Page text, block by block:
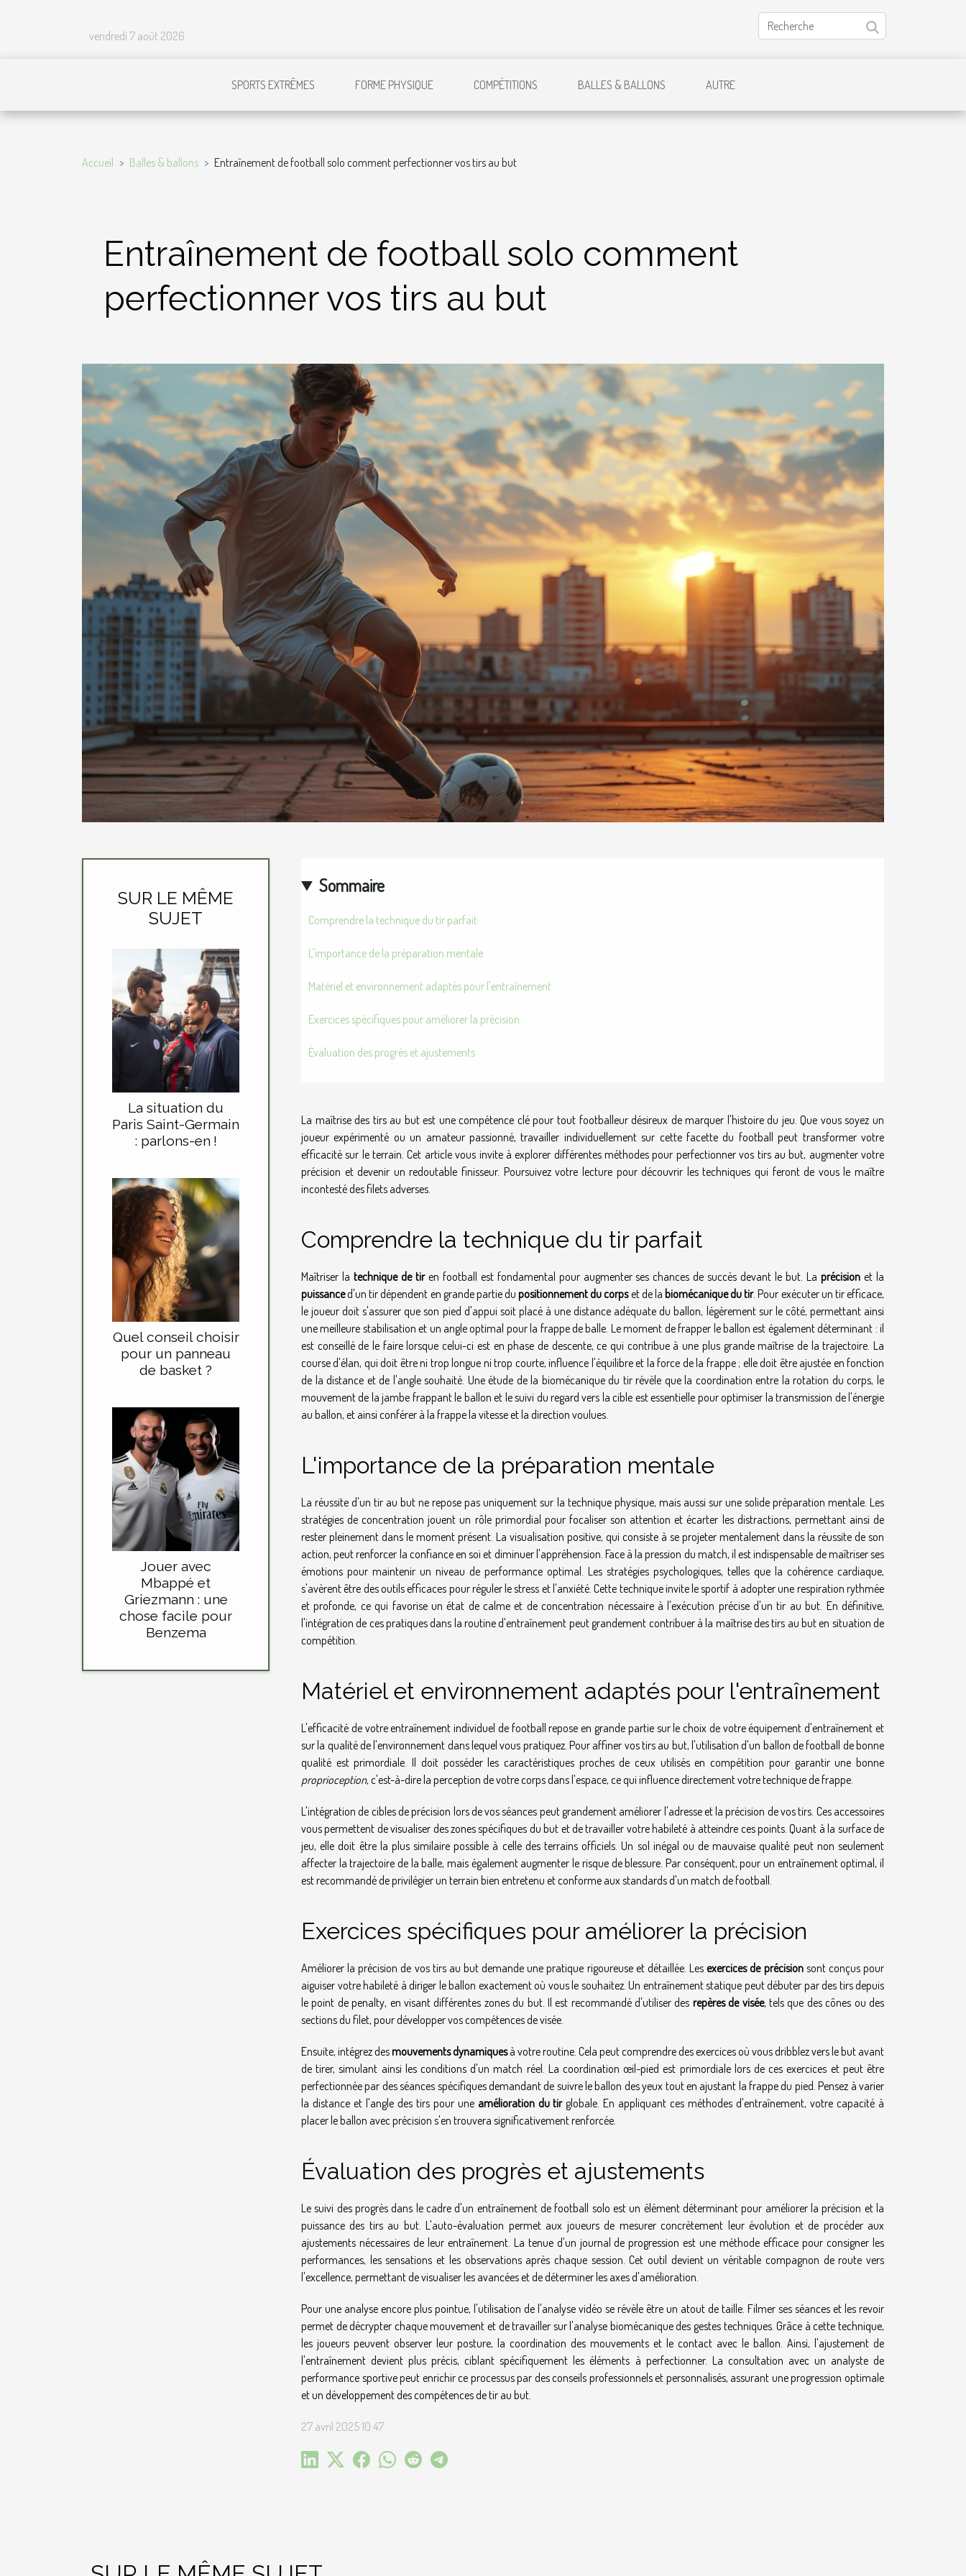
vendredi 7 août 2026
SPORTS EXTRÊMES FORME PHYSIQUE COMPÉTITIONS BALLES & BALLONS AUTRE
Accueil Balles & ballons Entraînement de football solo comment perfectionner vos tirs au but
Entraînement de football solo comment
perfectionner vos tirs au but
SUR LE MÊME
SUJET
La situation du
Paris Saint-Germain
: parlons-en !
Quel conseil choisir
pour un panneau
de basket ?
Jouer avec
Mbappé et
Griezmann : une
chose facile pour
Benzema
Sommaire
Comprendre la technique du tir parfait
L'importance de la préparation mentale
Matériel et environnement adaptés pour l'entraînement
Exercices spécifiques pour améliorer la précision
Évaluation des progrès et ajustements
La maîtrise des tirs au but est une compétence clé pour tout footballeur désireux de marquer l'histoire du jeu. Que vous soyez un
joueur expérimenté ou un amateur passionné, travailler individuellement sur cette facette du football peut transformer votre
efficacité sur le terrain. Cet article vous invite à explorer différentes méthodes pour perfectionner vos tirs au but, augmenter votre
précision et devenir un redoutable finisseur. Poursuivez votre lecture pour découvrir les techniques qui feront de vous le maître
incontesté des filets adverses.
Comprendre la technique du tir parfait
Maîtriser la technique de tiren football est fondamental pour augmenter ses chances de succès devant le but. Laprécision et la
puissanced'un tir dépendent en grande partie dupositionnement du corpset de labiomécanique du tir. Pour exécuter un tir efficace,
le joueur doit s'assurer que son pied d'appui soit placé à une distance adéquate du ballon, légèrement sur le côté, permettant ainsi
une meilleure stabilisation et un angle optimal pour la frappe de balle. Le moment de frapper le ballon est également déterminant : il
est conseillé de le faire lorsque celui-ci est en phase de descente, ce qui contribue à une plus grande maîtrise de la trajectoire. La
course d'élan, qui doit être ni trop longue ni trop courte, influence l'équilibre et la force de la frappe ; elle doit être ajustée en fonction
de la distance et de l'angle souhaité. Une étude de la biomécanique du tir révèle que la coordination entre la rotation du corps, le
mouvement de la jambe frappant le ballon et le suivi du regard vers la cible est essentielle pour optimiser la transmission de l'énergie
au ballon, et ainsi conférer à la frappe la vitesse et la direction voulues.
L'importance de la préparation mentale
La réussite d'un tir au but ne repose pas uniquement sur la technique physique, mais aussi sur une solide préparation mentale. Les
stratégies de concentration jouent un rôle primordial pour focaliser son attention et écarter les distractions, permettant ainsi de
rester pleinement dans le moment présent. La visualisation positive, qui consiste à se projeter mentalement dans la réussite de son
action, peut renforcer la confiance en soi et diminuer l'appréhension. Face à la pression du match, il est indispensable de maîtriser ses
émotions pour maintenir un niveau de performance optimal. Les stratégies psychologiques, telles que la cohérence cardiaque,
s'avèrent être des outils efficaces pour réguler le stress et l'anxiété. Cette technique invite le sportif à adopter une respiration rythmée
et profonde, ce qui favorise un état de calme et de concentration nécessaire à l'exécution précise d'un tir au but. En définitive,
l'intégration de ces pratiques dans la routine d'entraînement peut grandement contribuer à la maîtrise des tirs au but en situation de
compétition.
Matériel et environnement adaptés pour l'entraînement
L'efficacité de votre entraînement individuel de football repose en grande partie sur le choix de votre équipement d'entraînement et
sur la qualité de l'environnement dans lequel vous pratiquez. Pour affiner vos tirs au but, l'utilisation d'un ballon de football de bonne
qualité est primordiale. Il doit posséder les caractéristiques proches de ceux utilisés en compétition pour garantir une bonne
proprioception, c'est-à-dire la perception de votre corps dans l'espace, ce qui influence directement votre technique de frappe.
L'intégration de cibles de précision lors de vos séances peut grandement améliorer l'adresse et la précision de vos tirs. Ces accessoires
vous permettent de visualiser des zones spécifiques du but et de travailler votre habileté à atteindre ces points. Quant à la surface de
jeu, elle doit être la plus similaire possible à celle des terrains officiels. Un sol inégal ou de mauvaise qualité peut non seulement
affecter la trajectoire de la balle, mais également augmenter le risque de blessure. Par conséquent, pour un entraînement optimal, il
est recommandé de privilégier un terrain bien entretenu et conforme aux standards d'un match de football.
Exercices spécifiques pour améliorer la précision
Améliorer la précision de vos tirs au but demande une pratique rigoureuse et détaillée. Lesexercices de précisionsont conçus pour
aiguiser votre habileté à diriger le ballon exactement où vous le souhaitez. Un entraînement statique peut débuter par des tirs depuis
le point de penalty, en visant différentes zones du but. Il est recommandé d'utiliser des repères de visée, tels que des cônes ou des
sections du filet, pour développer vos compétences de visée.
Ensuite, intégrez desmouvements dynamiquesà votre routine. Cela peut comprendre des exercices où vous dribblez vers le but avant
de tirer, simulant ainsi les conditions d'un match réel. La coordination œil-pied est primordiale lors de ces exercices et peut être
perfectionnée par des séances spécifiques demandant de suivre le ballon des yeux tout en ajustant la frappe du pied. Pensez à varier
la distance et l'angle des tirs pour une amélioration du tirglobale. En appliquant ces méthodes d'entraînement, votre capacité à
placer le ballon avec précision s'en trouvera significativement renforcée.
Évaluation des progrès et ajustements
Le suivi des progrès dans le cadre d'un entraînement de football solo est un élément déterminant pour améliorer la précision et la
puissance des tirs au but. L'auto-évaluation permet aux joueurs de mesurer concrètement leur évolution et de procéder aux
ajustements nécessaires de leur entraînement. La tenue d'un journal de progression est une méthode efficace pour consigner les
performances, les sensations et les observations après chaque session. Cet outil devient un véritable compagnon de route vers
l'excellence, permettant de visualiser les avancées et de déterminer les axes d'amélioration.
Pour une analyse encore plus pointue, l'utilisation de l'analyse vidéo se révèle être un atout de taille. Filmer ses séances et les revoir
permet de décrypter chaque mouvement et de travailler sur l'analyse biomécanique des gestes techniques. Grâce à cette technique,
les joueurs peuvent observer leur posture, la coordination des mouvements et le contact avec le ballon. Ainsi, l'ajustement de
l'entraînement devient plus précis, ciblant spécifiquement les éléments à perfectionner. La consultation avec un analyste de
performance sportive peut enrichir ce processus par des conseils professionnels et personnalisés, assurant une progression optimale
et un développement des compétences de tir au but.
27 avril 2025 10:47